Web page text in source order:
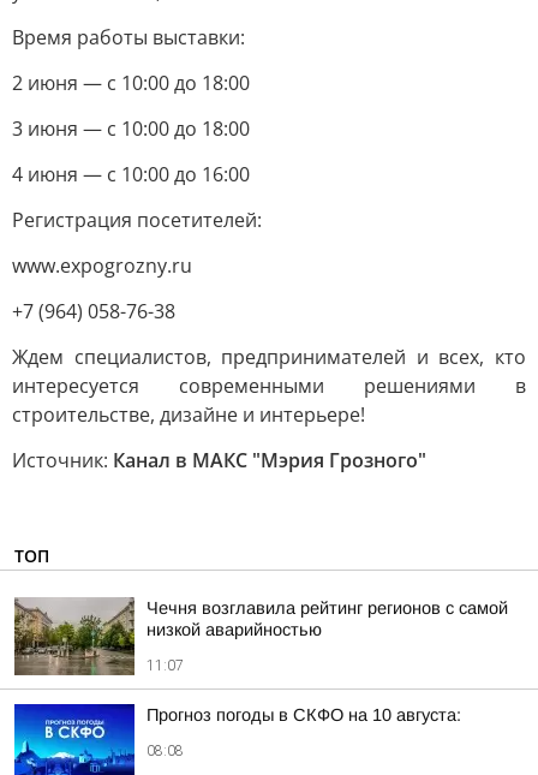
Время работы выставки:
2 июня — с 10:00 до 18:00
3 июня — с 10:00 до 18:00
4 июня — с 10:00 до 16:00
Регистрация посетителей:
www.expogrozny.ru
+7 (964) 058-76-38
Ждем специалистов, предпринимателей и всех, кто
интересуется современными решениями в
строительстве, дизайне и интерьере!
Источник: Канал в МАКС "Мэрия Грозного"
ТОП
Чечня возглавила рейтинг регионов с самой
низкой аварийностью
11:07
Прогноз погоды в СКФО на 10 августа:
08:08